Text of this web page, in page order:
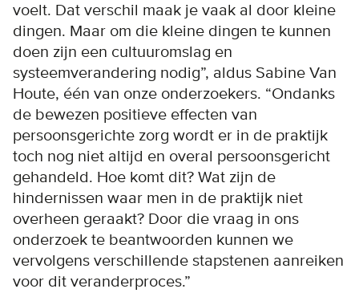
voelt. Dat verschil maak je vaak al door kleine
dingen. Maar om die kleine dingen te kunnen
doen zijn een cultuuromslag en
systeemverandering nodig”, aldus Sabine Van
Houte, één van onze onderzoekers. “Ondanks
de bewezen positieve effecten van
persoonsgerichte zorg wordt er in de praktijk
toch nog niet altijd en overal persoonsgericht
gehandeld. Hoe komt dit? Wat zijn de
hindernissen waar men in de praktijk niet
overheen geraakt? Door die vraag in ons
onderzoek te beantwoorden kunnen we
vervolgens verschillende stapstenen aanreiken
voor dit veranderproces.”